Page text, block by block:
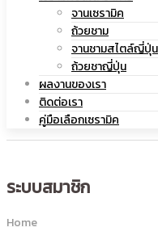
เซรามิค
|
จานเซรามิค
ถ้วยชาม
จานชามสไตล์ญี่ปุ่น
ถ้วยชาญี่ปุ่น
ผลงานของเรา
ติดต่อเรา
คู่มือเลือกเซรามิค
ระบบสมาชิก
Home